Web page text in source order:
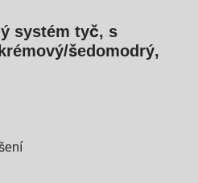
systém tyč, s
šedomodrý,